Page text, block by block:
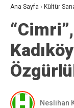
Ana Sayfa › Kültür
Neslihan